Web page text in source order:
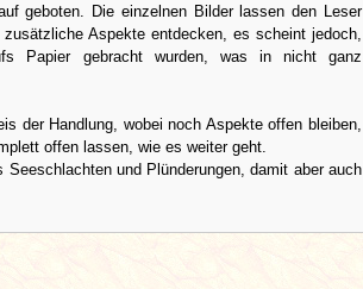
geboten. Die einzelnen Bilder lassen den Leser
Aspekte entdecken, es scheint jedoch,
Papier gebracht wurden, was in nicht ganz
der Handlung, wobei noch Aspekte offen bleiben,
offen lassen, wie es weiter geht.
und Plünderungen, damit aber auch